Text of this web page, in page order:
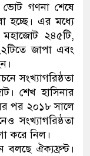
নোটসহ দুইজনকে
প্রত্যাবর্তন
প্রতীক বেগম
কাছে মিলল ভারতীয়
ভোট গণনা শেষে
হচ্ছে। এর মধ্যে
২৪৫টি,
জাপা এবং
সংখ্যাগরিষ্ঠতা
শেখ হাসিনার
পর ২০১৮ সালে
সংখ্যাগরিষ্ঠতা
করে নিল।
বলছে ঐক্যফ্রন্ট।